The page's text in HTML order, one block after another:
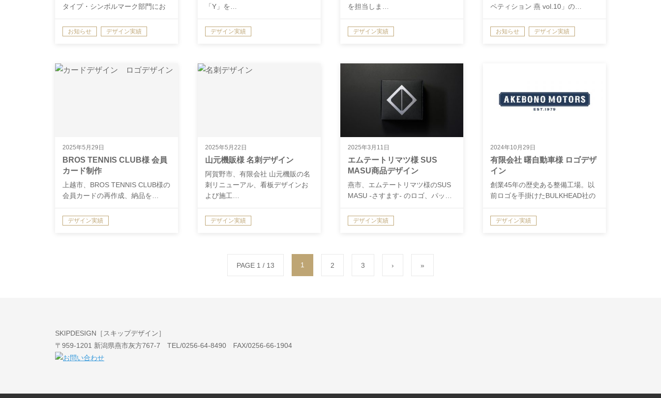
タイプ・シンボルマーク部門にお
お知らせ デザイン実績
「Y」を…
デザイン実績
を担当しま…
デザイン実績
ペティション 燕 vol.10」の…
お知らせ デザイン実績
2025年5月29日
BROS TENNIS CLUB様 会員
カード制作
上越市、BROS TENNIS CLUB様の
会員カードの再作成、納品を…
デザイン実績
2025年5月22日
山元機販様 名刺デザイン
阿賀野市、有限会社 山元機販の名
刺リニューアル、看板デザインお
よび施工…
デザイン実績
2025年3月11日
エムテートリマツ様 SUS
MASU商品デザイン
燕市、エムテートリマツ様のSUS
MASU -さすます- のロゴ、パッ…
デザイン実績
2024年10月29日
有限会社 曙自動車様 ロゴデザ
イン
創業45年の歴史ある整備工場。以
前ロゴを手掛けたBULKHEAD社の
デザイン実績
PAGE 1 / 13 1 2 3 › »
SKIPDESIGN［スキップデザイン］
〒959-1201 新潟県燕市灰方767-7 TEL/0256-64-8490 FAX/0256-66-1904